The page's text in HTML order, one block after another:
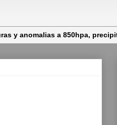
y anomalias a 850hpa,